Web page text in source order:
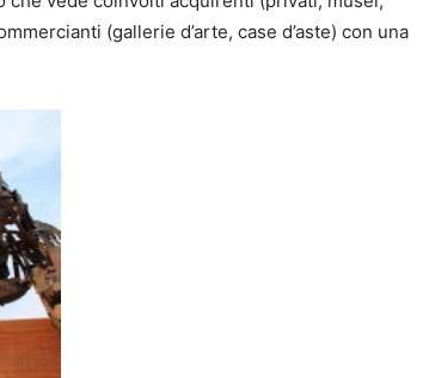
(gallerie d’arte, case d’aste) con una